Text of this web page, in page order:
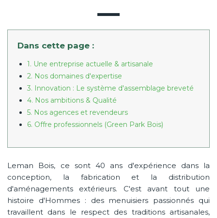
Dans cette page :
1. Une entreprise actuelle & artisanale
2. Nos domaines d'expertise
3. Innovation : Le système d'assemblage breveté
4. Nos ambitions & Qualité
5. Nos agences et revendeurs
6. Offre professionnels (Green Park Bois)
Leman Bois, ce sont 40 ans d'expérience dans la
conception, la fabrication et la distribution
d'aménagements extérieurs. C'est avant tout une
histoire d'Hommes : des menuisiers passionnés qui
travaillent dans le respect des traditions artisanales,